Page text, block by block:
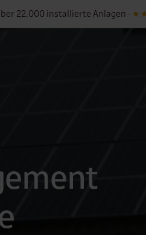
Deutschlandweit · Persönliche